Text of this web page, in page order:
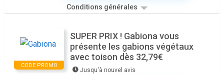
Conditions générales
CODE PROMO
SUPER PRIX ! Gabiona vous
présente les gabions végétaux
avec toison dès 32,79€
Jusqu'à nouvel avis